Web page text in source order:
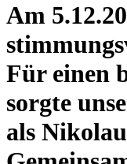
Am
Für einen
sorgte
als